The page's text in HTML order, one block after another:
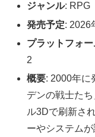
ジャンル: RPG
発売予定: 2026
プラットフォー
2
概要: 2000年に
デンの戦士た
ル3Dで刷新さ
ーやシステム